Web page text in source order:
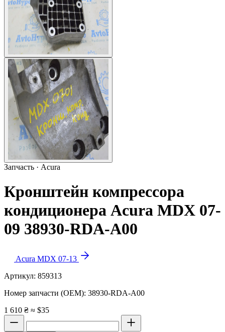
Запчасть · Acura
Кронштейн компрессора
кондиционера Acura MDX 07-
09 38930-RDA-A00
Acura MDX 07-13
Артикул: 859313
Номер запчасти (OEM): 38930-RDA-A00
1 610 ₴ ≈ $35